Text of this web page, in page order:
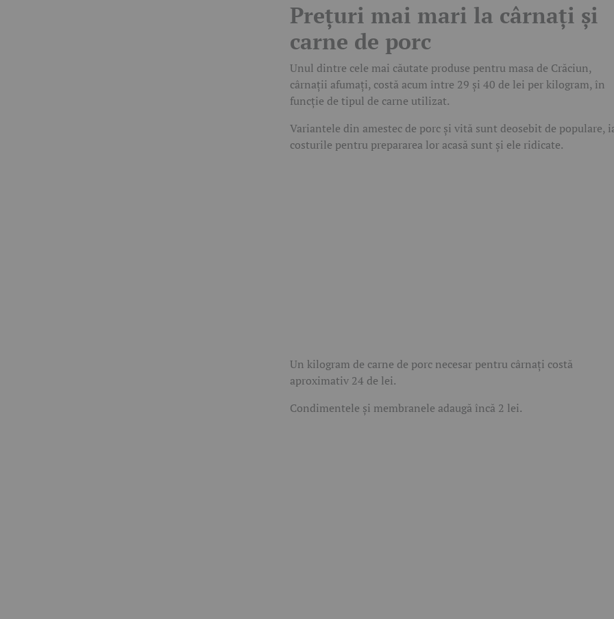
Prețuri mai mari la cârnați și
carne de porc
Unul dintre cele mai căutate produse pentru masa de Crăciun,
cârnații afumați, costă acum între 29 și 40 de lei per kilogram, în
funcție de tipul de carne utilizat.
Variantele din amestec de porc și vită sunt deosebit de populare,
costurile pentru prepararea lor acasă sunt și ele ridicate.
Un kilogram de carne de porc necesar pentru cârnați costă
aproximativ 24 de lei.
Condimentele și membranele adaugă încă 2 lei.